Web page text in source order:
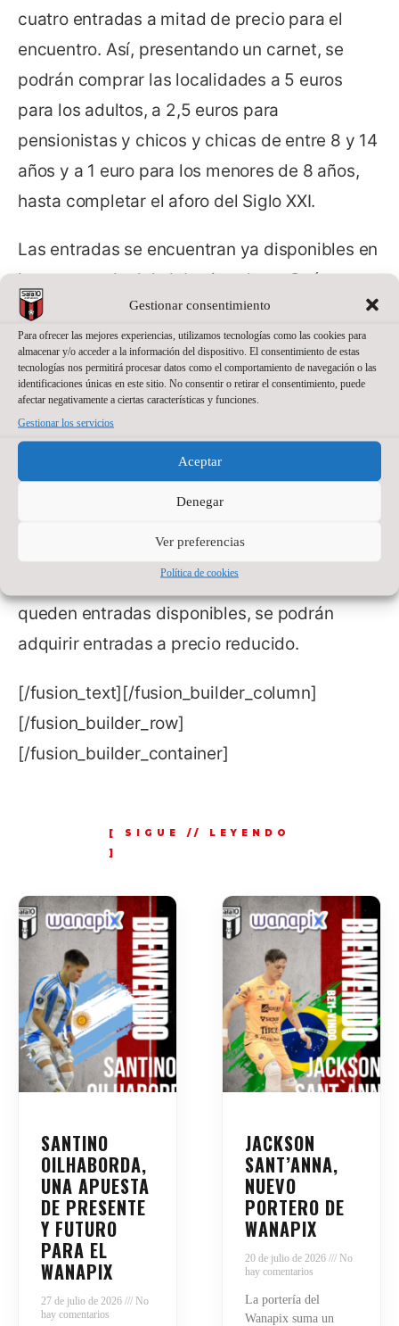
Gestionar consentimiento
Para ofrecer las mejores experiencias, utilizamos tecnologías como las cookies para
almacenar y/o acceder a la información del dispositivo. El consentimiento de estas
tecnologías nos permitirá procesar datos como el comportamiento de navegación o las
identificaciones únicas en este sitio. No consentir o retirar el consentimiento, puede
afectar negativamente a ciertas características y funciones.
Gestionar los servicios
Aceptar
Denegar
Ver preferencias
Política de cookies
cuatro entradas a mitad de precio para el
encuentro. Así, presentando un carnet, se
podrán comprar las localidades a 5 euros
para los adultos, a 2,5 euros para
pensionistas y chicos y chicas de entre 8 y 14
años y a 1 euro para los menores de 8 años,
hasta completar el aforo del Siglo XXI.
Las entradas se encuentran ya disponibles en
la nueva sede del club, situada en Océano
Atlántico (Edificio 3D, planta baja en Avenida
Ranillas, en el recinto de la Expo) y se pueden
adquirir hoy martes y este miércoles de 9.30
a 21.00 de forma ininterrumpida y el jueves de
9.30 a 13.30 horas. El viernes, al ser el día del
Pilar, no estarán disponibles de forma
anticipada en la sede. Además, los abonos
pendientes de recogida también se podrán
retirar en Océano Atlántico. En taquilla el
mismo día del partido, siempre y cuando
queden entradas disponibles, se podrán
adquirir entradas a precio reducido.
[/fusion_text][/fusion_builder_column]
[/fusion_builder_row]
[/fusion_builder_container]
SANTINO
OILHABORDA,
UNA APUESTA
DE PRESENTE
Y FUTURO
PARA EL
WANAPIX
27 de julio de 2026
No
hay comentarios
JACKSON
SANT’ANNA,
NUEVO
PORTERO DE
WANAPIX
20 de julio de 2026
No
hay comentarios
La portería del
Wanapix suma un